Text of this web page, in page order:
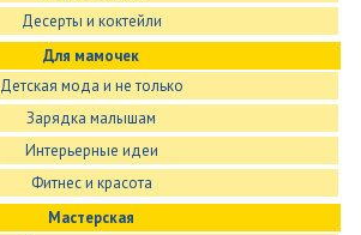
Десерты и коктейли
Для мамочек
Детская мода и не только
Зарядка малышам
Интерьерные идеи
Фитнес и красота
Мастерская